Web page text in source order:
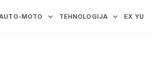
MOTO TEHNOLOGIJA EX YU